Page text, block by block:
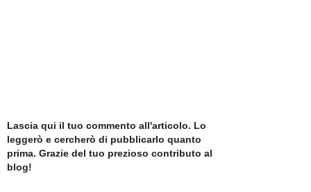
Lascia qui il tuo commento all'articolo. Lo
leggerò e cercherò di pubblicarlo quanto
prima. Grazie del tuo prezioso contributo al
blog!